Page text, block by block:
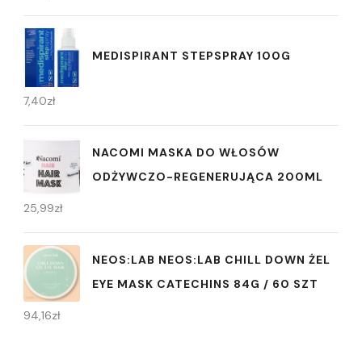
MEDISPIRANT STEPSPRAY 100G
7,40zł
NACOMI MASKA DO WŁOSÓW
ODŻYWCZO-REGENERUJĄCA 200ML
25,99zł
NEOS:LAB NEOS:LAB CHILL DOWN ŻEL
EYE MASK CATECHINS 84G / 60 SZT
94,16zł